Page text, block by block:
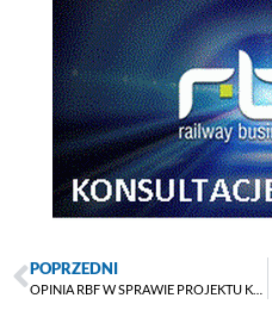
POPRZEDNI